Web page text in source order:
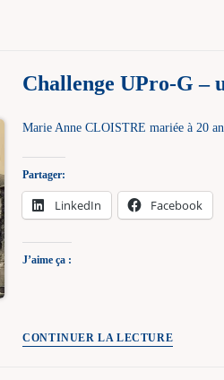
Challenge UPro-G –
Marie Anne CLOISTRE mariée à 20
Partager:
LinkedIn Facebook
J’aime ça :
CONTINUER LA LECTUREChallenge